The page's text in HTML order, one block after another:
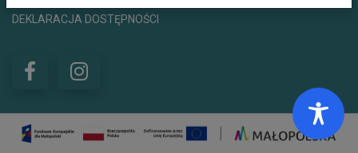
DEKLARACJA DOSTĘPNOŚCI